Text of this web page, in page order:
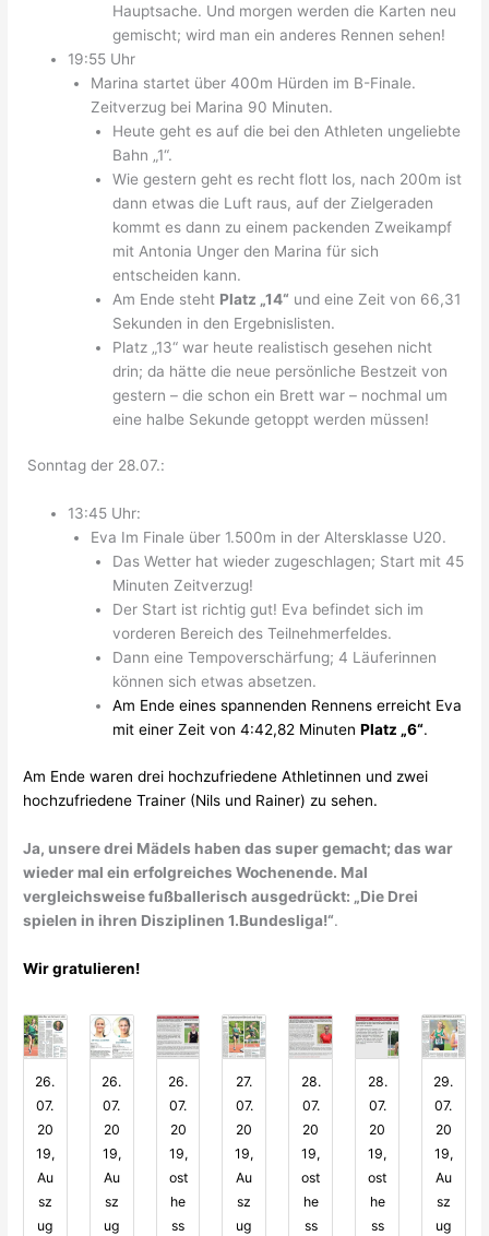
Hauptsache. Und morgen werden die Karten neu
gemischt; wird man ein anderes Rennen sehen!
19:55 Uhr
Marina startet über 400m Hürden im B-Finale.
Zeitverzug bei Marina 90 Minuten.
Heute geht es auf die bei den Athleten ungeliebte
Bahn „1“.
Wie gestern geht es recht flott los, nach 200m ist
dann etwas die Luft raus, auf der Zielgeraden
kommt es dann zu einem packenden Zweikampf
mit Antonia Unger den Marina für sich
entscheiden kann.
Am Ende steht Platz „14“ und eine Zeit von 66,31
Sekunden in den Ergebnislisten.
Platz „13“ war heute realistisch gesehen nicht
drin; da hätte die neue persönliche Bestzeit von
gestern – die schon ein Brett war – nochmal um
eine halbe Sekunde getoppt werden müssen!
Sonntag der 28.07.:
13:45 Uhr:
Eva Im Finale über 1.500m in der Altersklasse U20.
Das Wetter hat wieder zugeschlagen; Start mit 45
Minuten Zeitverzug!
Der Start ist richtig gut! Eva befindet sich im
vorderen Bereich des Teilnehmerfeldes.
Dann eine Tempoverschärfung; 4 Läuferinnen
können sich etwas absetzen.
Am Ende eines spannenden Rennens erreicht Eva
mit einer Zeit von 4:42,82 MinutenPlatz „6“.
Am Ende waren drei hochzufriedene Athletinnen und zwei
hochzufriedene Trainer (Nils und Rainer) zu sehen.
Ja, unsere drei Mädels haben das super gemacht; das war
wieder mal ein erfolgreiches Wochenende. Mal
vergleichsweise fußballerisch ausgedrückt: „Die Drei
spielen in ihren Disziplinen 1.Bundesliga!“.
Wir gratulieren!
26.
07.
20
19,
Au
sz
ug
26.
07.
20
19,
Au
sz
ug
26.
07.
20
19,
ost
he
ss
27.
07.
20
19,
Au
sz
ug
28.
07.
20
19,
ost
he
ss
28.
07.
20
19,
ost
he
ss
29.
07.
20
19,
Au
sz
ug